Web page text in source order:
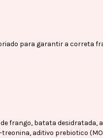
para garantir a correta
frango, batata
aditivo prebiotico